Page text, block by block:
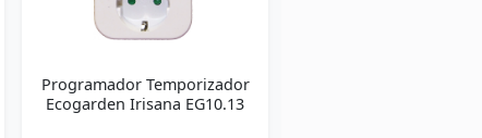
Programador Temporizador
Ecogarden Irisana EG10.13